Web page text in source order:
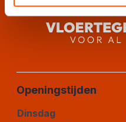
Openingstijden
Dinsdag